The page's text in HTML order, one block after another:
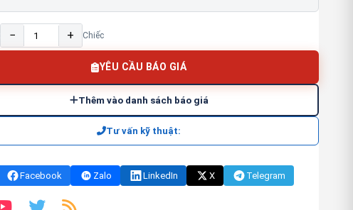
− + Chiếc
YÊU CẦU BÁO GIÁ
Thêm vào danh sách báo giá
Tư vấn kỹ thuật:
Facebook Zalo LinkedIn X Telegram